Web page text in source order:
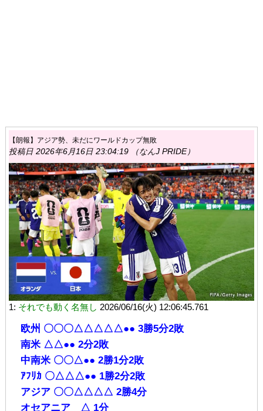
【朗報】アジア勢、未だにワールドカップ無敗
投稿日 2026年6月16日 23:04:19 （なんJ PRIDE）
1: それでも動く名無し 2026/06/16(火) 12:06:45.761
欧州 〇〇〇△△△△△●● 3勝5分2敗
南米 △△●● 2分2敗
中南米 〇〇△●● 2勝1分2敗
ｱﾌﾘｶ 〇△△△●● 1勝2分2敗
アジア 〇〇△△△△ 2勝4分
オセアニア △ 1分